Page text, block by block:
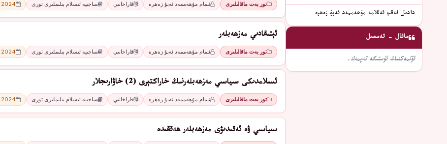
تور بەت ماقالىلىرى ئىمام مۇھەممەد ئەبۇ زەھرە قاراخانىي ساجىيە ئىسلام بىلىملىرى تورى 2024 - يىل
ئېتىقادىي مەزھەبلەر
تور بەت ماقالىلىرى ئىمام مۇھەممەد ئەبۇ زەھرە قاراخانىي ساجىيە ئىسلام بىلىملىرى تورى 2024 - يىل
ئىسلامدىكى سىياسىي مەزھەبلەرنىڭ خاراكتېرى (2) خاۋارىجلار
تور بەت ماقالىلىرى ئىمام مۇھەممەد ئەبۇ زەھرە قاراخانىي ساجىيە ئىسلام بىلىملىرى تورى 2024 - يىل
سىياسىي ۋە ئەقىدىۋى مەزھەبلەر ھەققىدە
دادىل فەقىھ ئەللامە مۇھەممەد ئەبۇ زەھرە
ماقال - تەمسىل
ئۆلمەكنىڭ ئۈستىگە تەپمەك.